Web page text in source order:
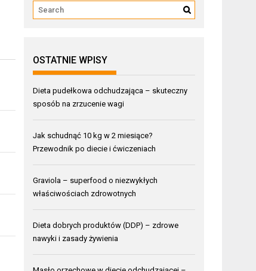
OSTATNIE WPISY
Dieta pudełkowa odchudzająca – skuteczny
sposób na zrzucenie wagi
Jak schudnąć 10 kg w 2 miesiące?
Przewodnik po diecie i ćwiczeniach
Graviola – superfood o niezwykłych
właściwościach zdrowotnych
Dieta dobrych produktów (DDP) – zdrowe
nawyki i zasady żywienia